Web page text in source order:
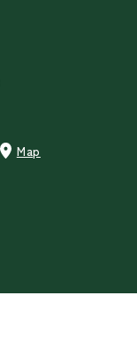
Map